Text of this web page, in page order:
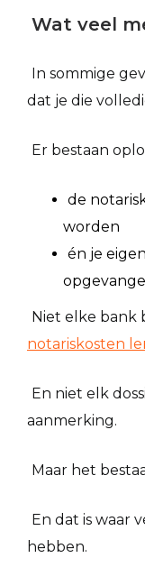
Wat veel
In sommige
dat je die
Er bestaan
de
worden
én je
Niet elke bank
notariskosten
En niet elk
aanmerking.
Maar het
En dat is waar
hebben.